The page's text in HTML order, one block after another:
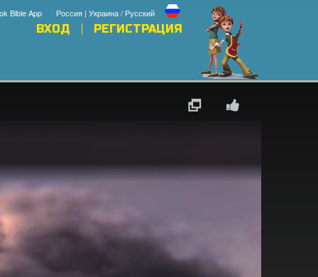
Россия | Украина / Русский
Bible App
ВХОД РЕГИСТРАЦИЯ